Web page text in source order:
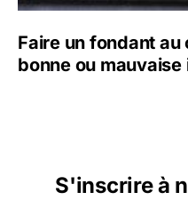
Faire un fondant au
bonne ou mauvaise
S'inscrire à